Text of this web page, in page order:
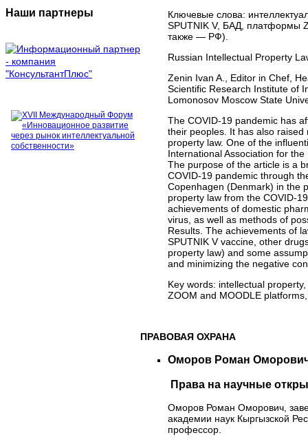
Наши партнеры
Ключевые слова:
SPUTNIK V, БАД, платформы
также — РФ).
Russian Intellectual Property
Zenin Ivan A., Editor in Chef,
Scientific Research Institute of
Lomonosov Moscow State
The COVID-19 pandemic has
their peoples. It has also
property law. One of the
International Association for
The purpose of the article is a
COVID-19 pandemic through
Copenhagen (Denmark) in the
property law from the COVID-
achievements of domestic
virus, as well as methods of
Results. The achievements of
SPUTNIK V vaccine, other
property law) and some
and minimizing the negative
Key words: intellectual
ZOOM and MOODLE
ПРАВОВАЯ ОХРАНА
Оморов Роман
Права на научные
Оморов Роман Оморович,
академии наук Кыргызской
профессор.